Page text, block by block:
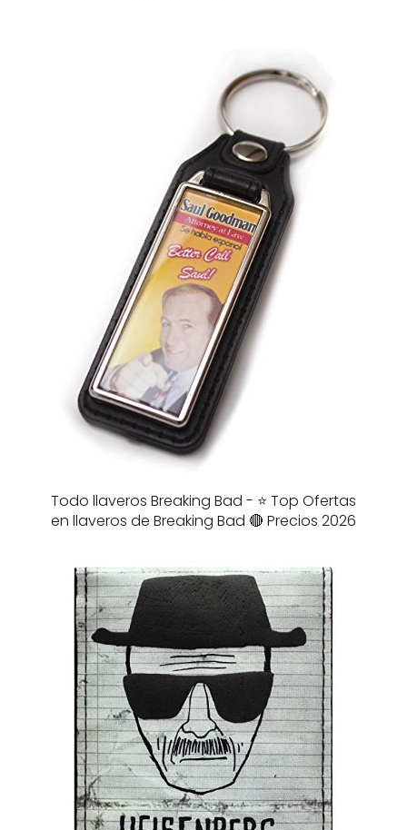
Todo llaveros Breaking Bad - ⭐️ Top Ofertas
en llaveros de Breaking Bad 🔴 Precios 2026